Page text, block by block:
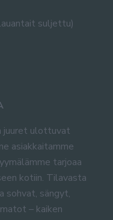
suljettu)
juuret ulottuvat
asiakkaitamme
tarjoaa
kotiin. Tilavasta
sohvat, sängyt,
– kaiken